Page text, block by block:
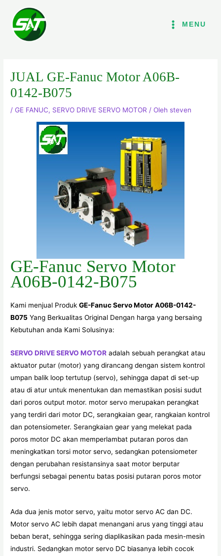
konten
MENU
JUAL GE-Fanuc Motor A06B-
0142-B075
/ GE FANUC, SERVO DRIVE SERVO MOTOR / Oleh steven
GE-Fanuc Servo Motor
A06B-0142-B075
Kami menjual ProdukGE-Fanuc Servo Motor A06B-0142-
B075 Yang Berkualitas Original Dengan harga yang bersaing
Kebutuhan anda Kami Solusinya:
SERVO DRIVE SERVO MOTOR adalah sebuah perangkat atau
aktuator putar (motor) yang dirancang dengan sistem kontrol
umpan balik loop tertutup (servo), sehingga dapat di set-up
atau di atur untuk menentukan dan memastikan posisi sudut
dari poros output motor. motor servo merupakan perangkat
yang terdiri dari motor DC, serangkaian gear, rangkaian kontrol
dan potensiometer. Serangkaian gear yang melekat pada
poros motor DC akan memperlambat putaran poros dan
meningkatkan torsi motor servo, sedangkan potensiometer
dengan perubahan resistansinya saat motor berputar
berfungsi sebagai penentu batas posisi putaran poros motor
servo.
Ada dua jenis motor servo, yaitu motor servo AC dan DC.
Motor servo AC lebih dapat menangani arus yang tinggi atau
beban berat, sehingga sering diaplikasikan pada mesin-mesin
industri. Sedangkan motor servo DC biasanya lebih cocok